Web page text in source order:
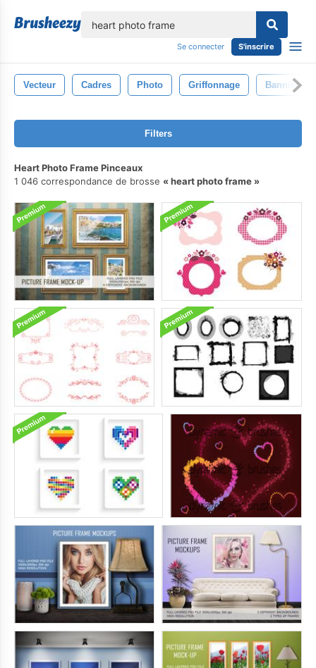
Se connecter S'inscrire
Vecteur Cadres Photo Griffonnage Bannière
Filters
Heart Photo Frame Pinceaux
1 046 correspondance de brosse
heart photo frame